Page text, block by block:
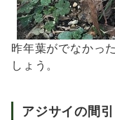
昨年葉がでなかっ
しょう。
アジサイの間